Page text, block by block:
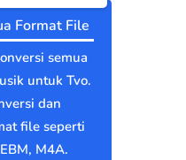
Format File
semua
untuk Tvo.
dan
file seperti
M4A.